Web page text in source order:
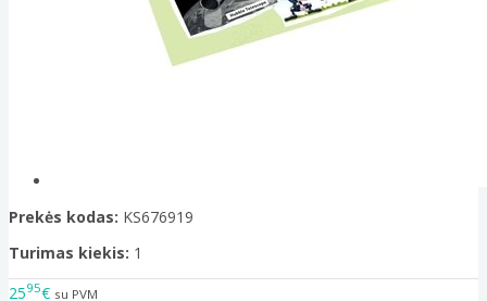
Prekės kodas: KS676919
Turimas kiekis: 1
2595€ su PVM